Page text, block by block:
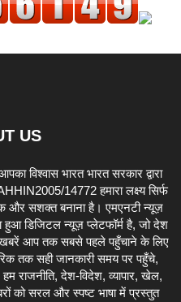
US
विश्वास भारत भारत सरकार द्वारा
14772 हमारा लक्ष्य सिर्फ
और सशक्त बनाना है। एमएनटी न्यूज़
डिजिटल न्यूज़ प्लेटफॉर्म है, जो देश
खबरें आप तक सबसे पहले पहुँचाने के लिए
तक सही जानकारी समय पर पहुँचे,
देश-विदेश, व्यापार, खेल,
को सरल और स्पष्ट भाषा में प्रस्तुत